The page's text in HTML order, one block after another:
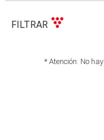
FILTRAR
* Atención: No